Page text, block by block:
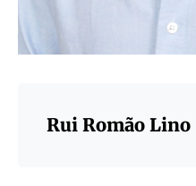
Rui Romão Lino